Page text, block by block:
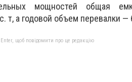
мощностей общая
т, а годовой объем перевалки —
щоб повідомити про це редакцію